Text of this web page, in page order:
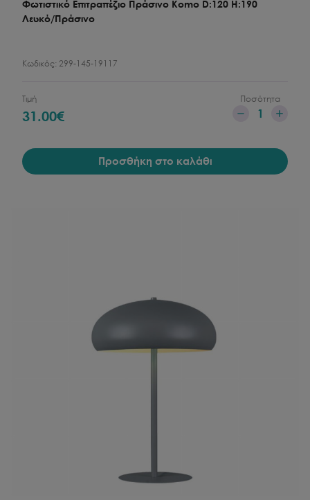
Φωτιστικό Επιτραπέζιο Πράσινο Komo D:120 H:190
Λευκό/Πράσινο
Κωδικός: 299-145-19117
Τιμή
31.00€
Ποσότητα
1
Προσθήκη στο καλάθι